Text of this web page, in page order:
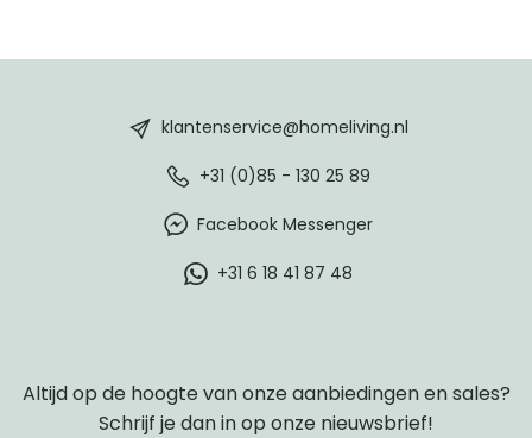
klantenservice@homeliving.nl
+31 (0)85 - 130 25 89
Facebook Messenger
+31 6 18 41 87 48
Altijd op de hoogte van onze aanbiedingen en sales?
Schrijf je dan in op onze nieuwsbrief!